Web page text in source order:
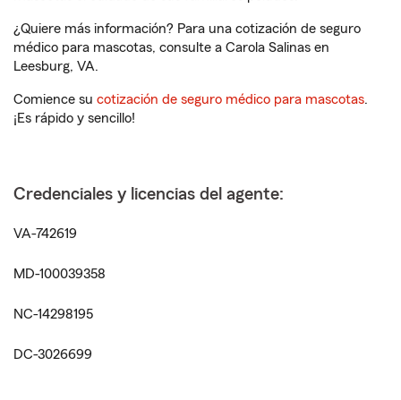
¿Quiere más información? Para una cotización de seguro
médico para mascotas, consulte a Carola Salinas en
Leesburg, VA.
Comience su cotización de seguro médico para mascotas.
¡Es rápido y sencillo!
Credenciales y licencias del agente:
VA-742619
MD-100039358
NC-14298195
DC-3026699